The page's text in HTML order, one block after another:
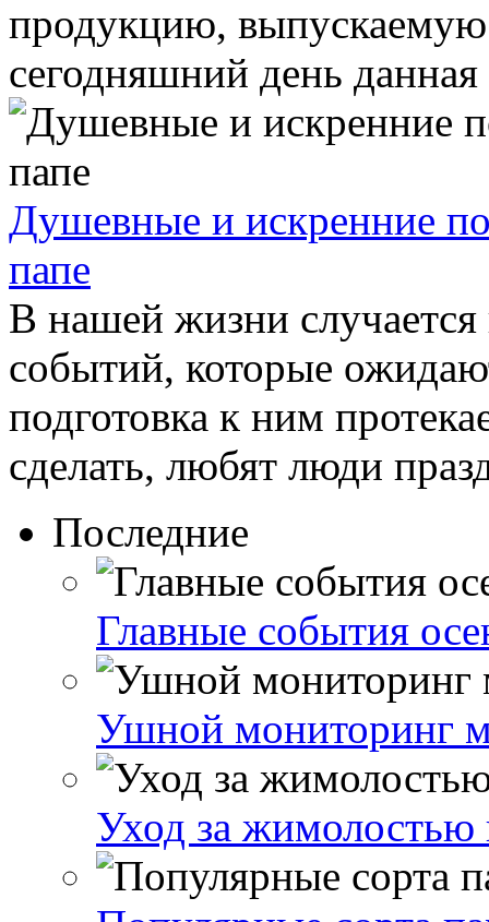
продукцию,
сегодняшний день данная
Душевные и искренние
папе
В нашей жизни
событий, которые
подготовка к ним
сделать, любят люди
Последние
Главные события
Ушной мониторинг
Уход за жимолостью